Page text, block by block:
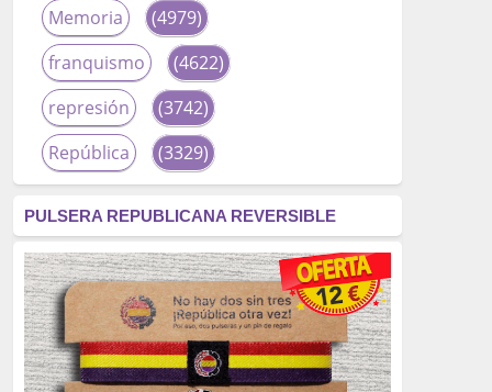
Memoria
(4979)
franquismo
(4622)
represión
(3742)
República
(3329)
fascismo
(2677)
tardofranquismo
(2320)
Actualidad
(2319)
monarquía
(2253)
PULSERA REPUBLICANA REVERSIBLE